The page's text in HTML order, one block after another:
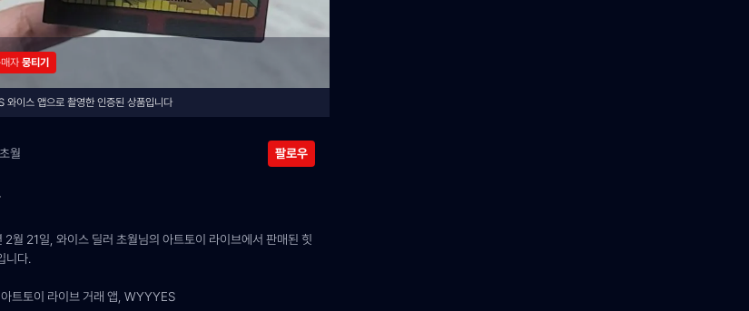
자 뭉티기
와이스 앱으로 촬영한 인증된 상품입니다
초월 팔로우
월 21일, 와이스 딜러 초월님의 아트토이 라이브에서 판매된 힛
니다.
트토이 라이브 거래 앱, WYYYES